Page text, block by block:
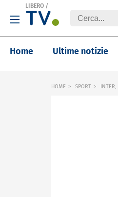
LIBERO /
Home Ultime notizie
HOME SPORT INTER,